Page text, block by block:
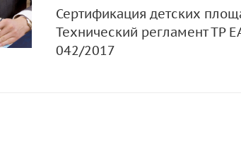
Сертификация детских
Технический регламент ТР
042/2017